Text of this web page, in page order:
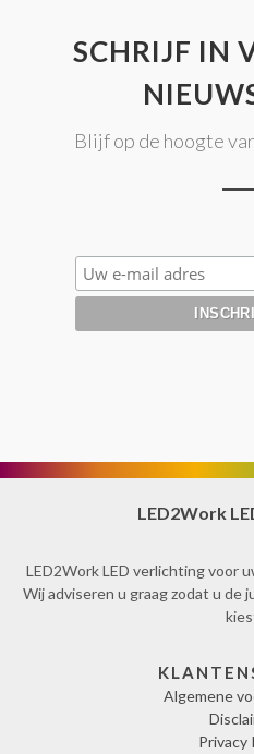
SCHRIJF IN
Blijf op de hoogte
LED2Work
LED2Work LED verlichting voor
Wij adviseren u graag zodat u de
Algemene
Privacy